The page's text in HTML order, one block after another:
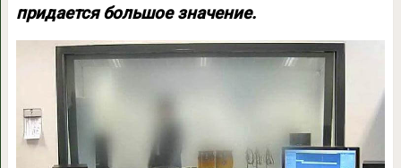
придается большое значение.